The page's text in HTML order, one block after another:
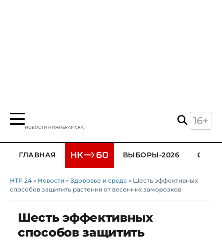
НОВОСТИ НИЖНЕКАМСКА
16+
ГЛАВНАЯ ВЫБОРЫ-2026
НТР 24 » Новости » Здоровье и среда » Шесть эффективных
способов защитить растения от весенних заморозков
Шесть эффективных
способов защитить